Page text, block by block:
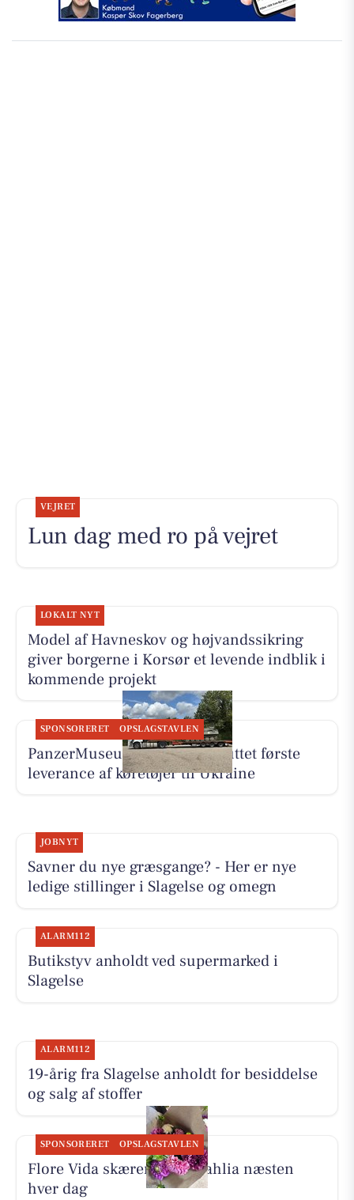
VEJRET
Lun dag med ro på vejret
LOKALT NYT
Model af Havneskov og højvandssikring
giver borgerne i Korsør et levende indblik i
kommende projekt
SPONSORERET OPSLAGSTAVLEN
PanzerMuseum East har afsluttet første
leverance af køretøjer til Ukraine
JOBNYT
Savner du nye græsgange? - Her er nye
ledige stillinger i Slagelse og omegn
ALARM112
Butikstyv anholdt ved supermarked i
Slagelse
ALARM112
19-årig fra Slagelse anholdt for besiddelse
og salg af stoffer
SPONSORERET OPSLAGSTAVLEN
Flore Vida skærer friske dahlia næsten
hver dag